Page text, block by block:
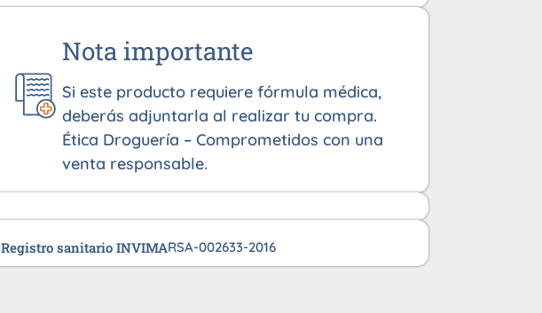
Nota importante
Si este producto requiere fórmula médica,
deberás adjuntarla al realizar tu compra.
Ética Droguería – Comprometidos con una
venta responsable.
Registro sanitario INVIMARSA-002633-2016